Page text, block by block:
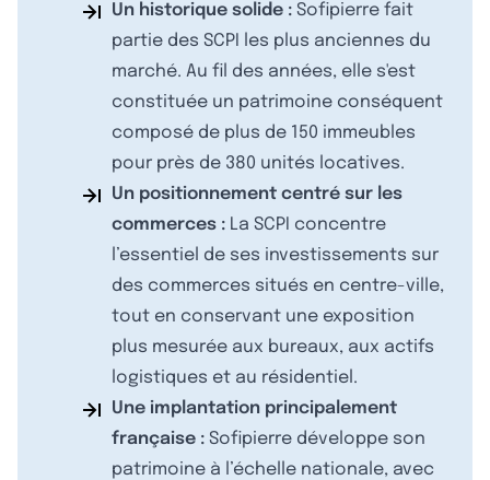
Un historique solide : Sofipierre fait
partie des SCPI les plus anciennes du
marché. Au fil des années, elle s'est
constituée un patrimoine conséquent
composé de plus de 150 immeubles
pour près de 380 unités locatives.
Un positionnement centré sur les
commerces : La SCPI concentre
l’essentiel de ses investissements sur
des commerces situés en centre-ville,
tout en conservant une exposition
plus mesurée aux bureaux, aux actifs
logistiques et au résidentiel.
Une implantation principalement
française : Sofipierre développe son
patrimoine à l’échelle nationale, avec